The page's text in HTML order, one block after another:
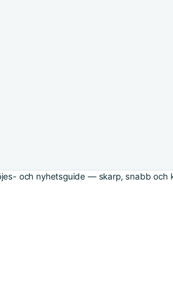
och nyhetsguide — skarp, snabb och